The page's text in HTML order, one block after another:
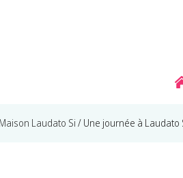
Laudato Si / Une journée à Laudato